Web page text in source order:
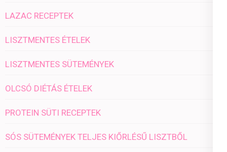
LAZAC RECEPTEK
LISZTMENTES ÉTELEK
LISZTMENTES SÜTEMÉNYEK
OLCSÓ DIÉTÁS ÉTELEK
PROTEIN SÜTI RECEPTEK
SÓS SÜTEMÉNYEK TELJES KIŐRLÉSŰ LISZTBŐL